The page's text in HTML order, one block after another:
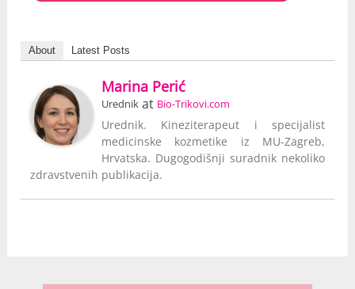
About Latest Posts
Marina Perić
Urednik at Bio-Trikovi.com
Urednik. Kineziterapeut i specijalist
medicinske kozmetike iz MU-Zagreb,
Hrvatska. Dugogodišnji suradnik nekoliko
zdravstvenih publikacija.